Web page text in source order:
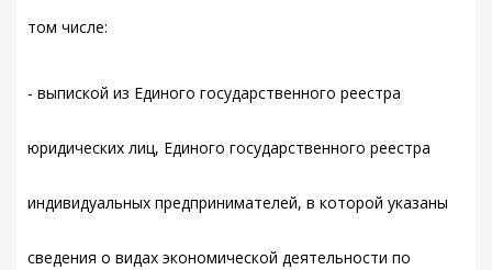
том числе:
- выпиской из Единого государственного реестра
юридических лиц, Единого государственного реестра
индивидуальных предпринимателей, в которой указаны
сведения о видах экономической деятельности по